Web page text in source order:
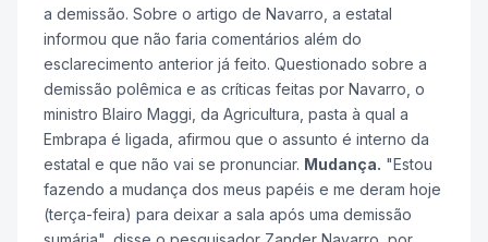
a demissão. Sobre o artigo de Navarro, a estatal
informou que não faria comentários além do
esclarecimento anterior já feito. Questionado sobre a
demissão polêmica e as críticas feitas por Navarro, o
ministro Blairo Maggi, da Agricultura, pasta à qual a
Embrapa é ligada, afirmou que o assunto é interno da
estatal e que não vai se pronunciar. Mudança. "Estou
fazendo a mudança dos meus papéis e me deram hoje
(terça-feira) para deixar a sala após uma demissão